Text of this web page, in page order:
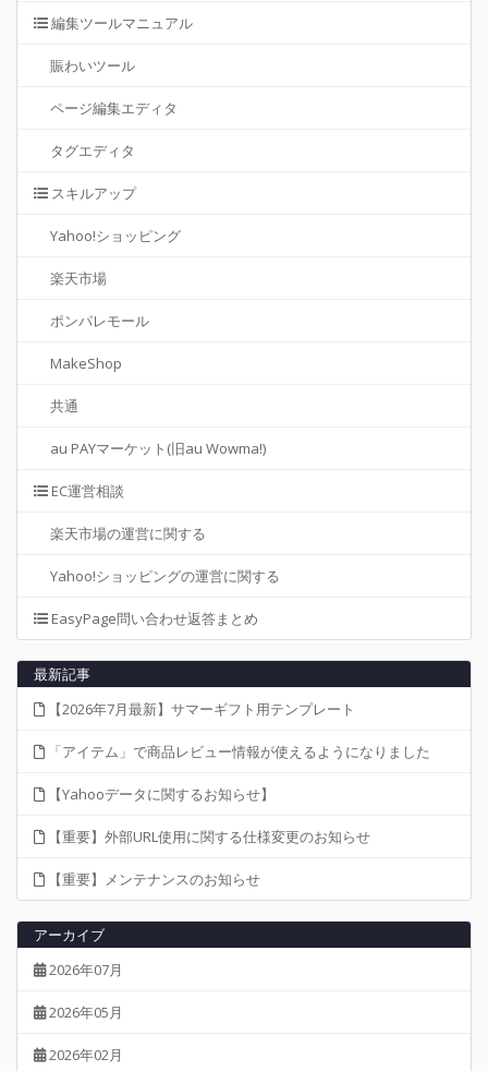
編集ツールマニュアル
賑わいツール
ページ編集エディタ
タグエディタ
スキルアップ
Yahoo!ショッピング
楽天市場
ポンパレモール
MakeShop
共通
au PAYマーケット(旧au Wowma!)
EC運営相談
楽天市場の運営に関する
Yahoo!ショッピングの運営に関する
EasyPage問い合わせ返答まとめ
最新記事
【2026年7月最新】サマーギフト用テンプレート
「アイテム」で商品レビュー情報が使えるようになりました
【Yahooデータに関するお知らせ】
【重要】外部URL使用に関する仕様変更のお知らせ
【重要】メンテナンスのお知らせ
アーカイブ
2026年07月
2026年05月
2026年02月